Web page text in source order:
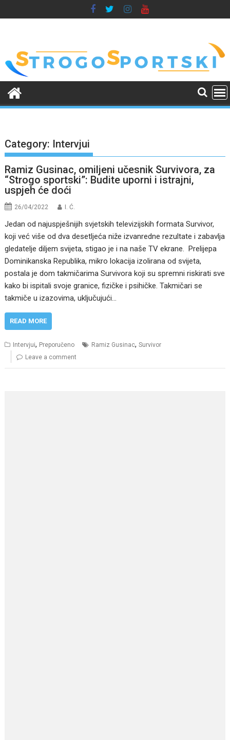
to
Category: Intervjui
Ramiz Gusinac, omiljeni učesnik Survivora, za
“Strogo sportski”: Budite uporni i istrajni,
uspjeh će doći
26/04/2022 I. Ć.
Jedan od najuspješnijih svjetskih televizijskih formata Survivor,
koji već više od dva desetljeća niže izvanredne rezultate i zabavlja
gledatelje diljem svijeta, stigao je i na naše TV ekrane. Prelijepa
Dominikanska Republika, mikro lokacija izolirana od svijeta,
postala je dom takmičarima Survivora koji su spremni riskirati sve
kako bi ispitali svoje granice, fizičke i psihičke. Takmičari se
takmiče u izazovima, uključujući…
READ MORE
Intervjui, Preporučeno Ramiz Gusinac,Survivor
Leave a comment